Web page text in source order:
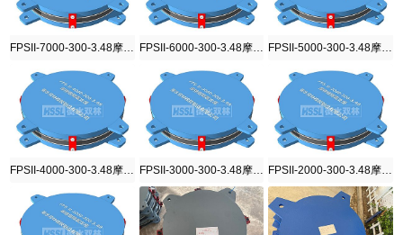
FPSII-6000-300-3.48摩擦摆隔震支座
FPSII-3000-300-3.48摩擦摆隔震支座